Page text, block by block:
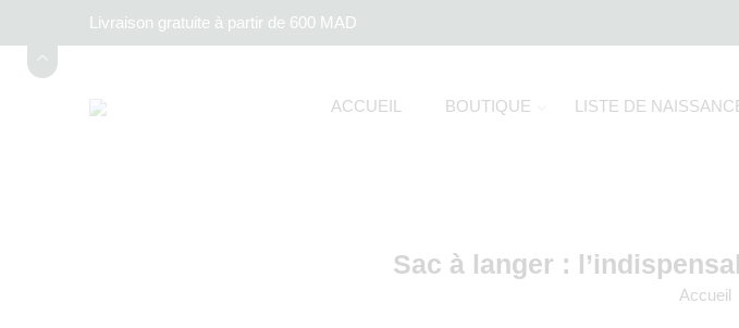
Livraison gratuite à partir de 600 MAD
ACCUEIL BOUTIQUE LISTE DE
Sac à langer :
Accueil